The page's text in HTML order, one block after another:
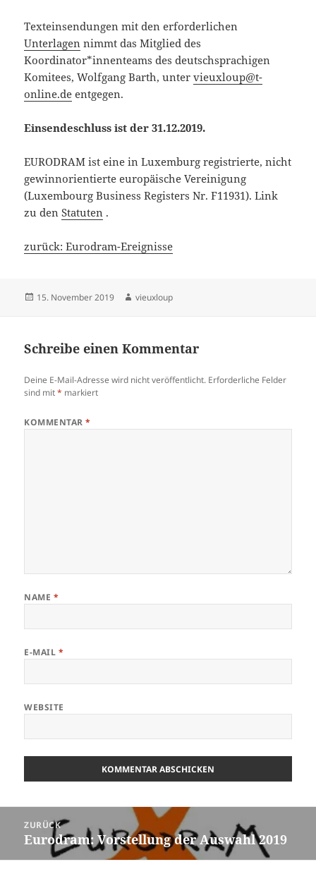
Texteinsendungen mit den erforderlichen
Unterlagen nimmt das Mitglied des
Koordinator*innenteams des deutschsprachigen
Komitees, Wolfgang Barth, untervieuxloup@t-
online.de entgegen.
Einsendeschluss ist der 31.12.2019.
EURODRAM ist eine in Luxemburg registrierte, nicht
gewinnorientierte europäische Vereinigung
(Luxembourg Business Registers Nr. F11931). Link
zu denStatuten .
zurück: Eurodram-Ereignisse
Veröffentlicht
15. November 2019 Autor
vieuxloup
Schreibe einen Kommentar
Deine E-Mail-Adresse wird nicht veröffentlicht. Erforderliche Felder
sind mit* markiert
KOMMENTAR*
NAME *
E-MAIL *
WEBSITE
Navigation
ZURÜCK
Vorheriger
Beitrag:
Eurodram: Vorstellung der Auswahl 2019